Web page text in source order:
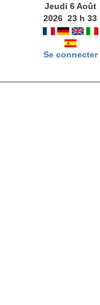
Jeudi 6 Août
2026 23 h33
Se connecter